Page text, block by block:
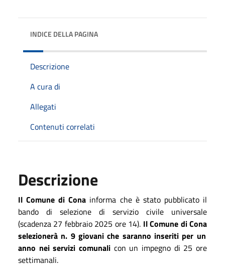
INDICE DELLA PAGINA
Descrizione
A cura di
Allegati
Contenuti correlati
Descrizione
Il Comune diCona informa che è stato pubblicato il
bando di selezione di servizio civile universale
(scadenza 27 febbraio 2025 ore 14). Il Comune diCona
selezionerà n. 9giovani che saranno inseriti per un
anno nei servizi comunali con un impegno di 25 ore
settimanali.